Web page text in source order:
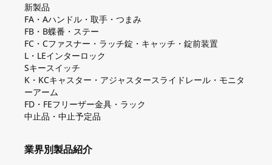
新製品
FA・Aハンドル・取手・つまみ
FB・B蝶番・ステー
FC・Cファスナー・ラッチ錠・キャッチ・錠前装置
L・LEインターロック
Sキースイッチ
K・KCキャスター・アジャスタースライドレール・モニタ
ーアーム
FD・FEフリーザー金具・ラック
中止品・中止予定品
業界別製品紹介